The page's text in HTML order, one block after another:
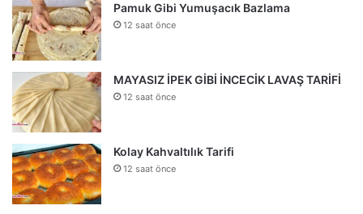
Pamuk Gibi Yumuşacık Bazlama
12 saat önce
MAYASIZ İPEK GİBİ İNCECİK LAVAŞ TARİFİ
12 saat önce
Kolay Kahvaltılık Tarifi
12 saat önce